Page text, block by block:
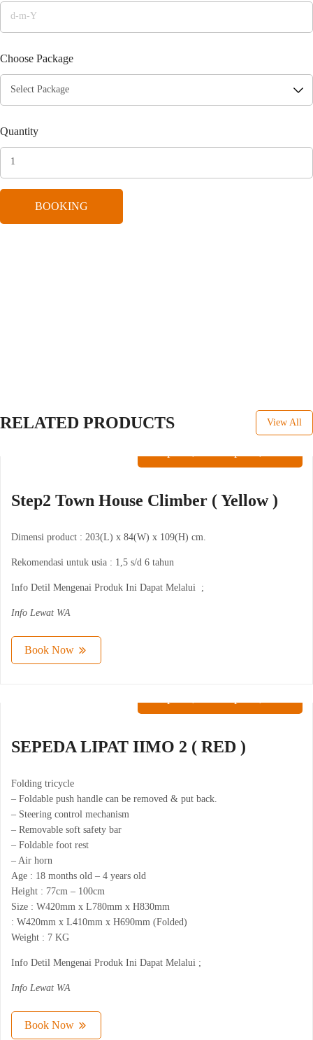
Choose Package
Quantity
BOOKING
RELATED PRODUCTS View All
Step2 Town House Climber ( Yellow )
Dimensi product : 203(L) x 84(W) x 109(H) cm.
Rekomendasi untuk usia : 1,5 s/d 6 tahun
Info Detil Mengenai Produk Ini Dapat Melalui ;
Info Lewat WA
Book Now
SEPEDA LIPAT IIMO 2 ( RED )
Folding tricycle
– Foldable push handle can be removed & put back.
– Steering control mechanism
– Removable soft safety bar
– Foldable foot rest
– Air horn
Age : 18 months old – 4 years old
Height : 77cm – 100cm
Size : W420mm x L780mm x H830mm
: W420mm x L410mm x H690mm (Folded)
Weight : 7 KG
Info Detil Mengenai Produk Ini Dapat Melalui ;
Info Lewat WA
Book Now